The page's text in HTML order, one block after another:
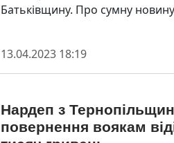
Батьківщину. Про сумну
13.04.2023 18:19
Нардеп з
повернення воякам